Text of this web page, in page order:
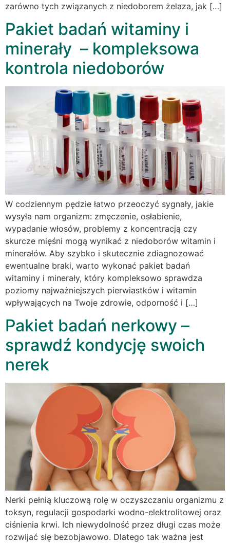
zarówno tych związanych z niedoborem żelaza, jak […]
Pakiet badań witaminy i
minerały – kompleksowa
kontrola niedoborów
W codziennym pędzie łatwo przeoczyć sygnały, jakie
wysyła nam organizm: zmęczenie, osłabienie,
wypadanie włosów, problemy z koncentracją czy
skurcze mięśni mogą wynikać z niedoborów witamin i
minerałów. Aby szybko i skutecznie zdiagnozować
ewentualne braki, warto wykonać pakiet badań
witaminy i minerały, który kompleksowo sprawdza
poziomy najważniejszych pierwiastków i witamin
wpływających na Twoje zdrowie, odporność i […]
Pakiet badań nerkowy –
sprawdź kondycję swoich
nerek
Nerki pełnią kluczową rolę w oczyszczaniu organizmu z
toksyn, regulacji gospodarki wodno-elektrolitowej oraz
ciśnienia krwi. Ich niewydolność przez długi czas może
rozwijać się bezobjawowo. Dlatego tak ważna jest